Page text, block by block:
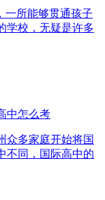
一所能够贯通孩子
学校，无疑是许多
中怎么考
众多家庭开始将国
不同，国际高中的